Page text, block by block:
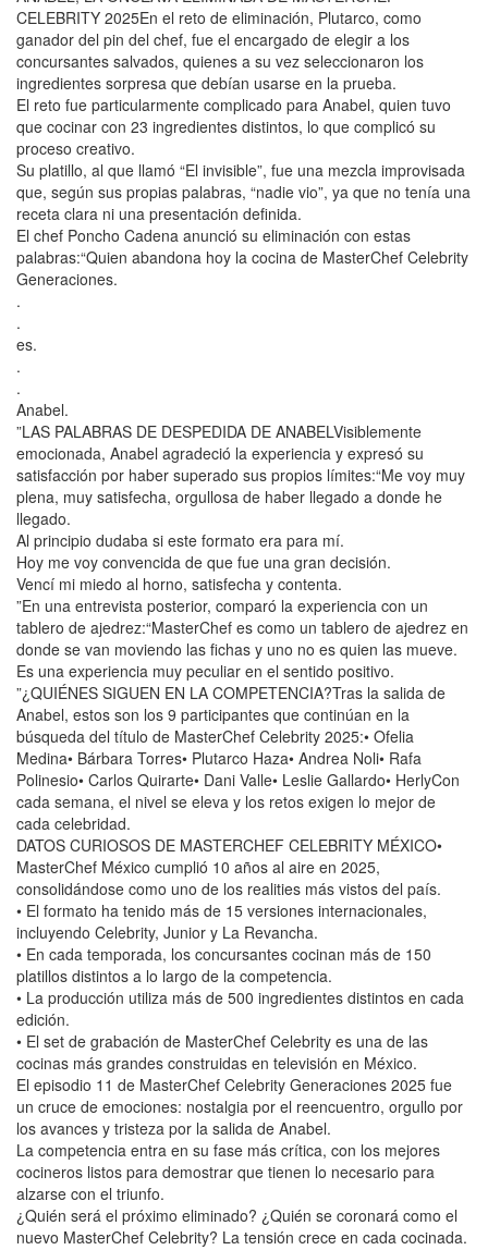
CELEBRITY 2025En el reto de eliminación, Plutarco, como
ganador del pin del chef, fue el encargado de elegir a los
concursantes salvados, quienes a su vez seleccionaron los
ingredientes sorpresa que debían usarse en la prueba.
El reto fue particularmente complicado para Anabel, quien tuvo
que cocinar con 23 ingredientes distintos, lo que complicó su
proceso creativo.
Su platillo, al que llamó “El invisible”, fue una mezcla improvisada
que, según sus propias palabras, “nadie vio”, ya que no tenía una
receta clara ni una presentación definida.
El chef Poncho Cadena anunció su eliminación con estas
palabras:“Quien abandona hoy la cocina de MasterChef Celebrity
Generaciones.
.
.
es.
.
.
Anabel.
”LAS PALABRAS DE DESPEDIDA DE ANABELVisiblemente
emocionada, Anabel agradeció la experiencia y expresó su
satisfacción por haber superado sus propios límites:“Me voy muy
plena, muy satisfecha, orgullosa de haber llegado a donde he
llegado.
Al principio dudaba si este formato era para mí.
Hoy me voy convencida de que fue una gran decisión.
Vencí mi miedo al horno, satisfecha y contenta.
”En una entrevista posterior, comparó la experiencia con un
tablero de ajedrez:“MasterChef es como un tablero de ajedrez en
donde se van moviendo las fichas y uno no es quien las mueve.
Es una experiencia muy peculiar en el sentido positivo.
”¿QUIÉNES SIGUEN EN LA COMPETENCIA?Tras la salida de
Anabel, estos son los 9 participantes que continúan en la
búsqueda del título de MasterChef Celebrity 2025:• Ofelia
Medina• Bárbara Torres• Plutarco Haza• Andrea Noli• Rafa
Polinesio• Carlos Quirarte• Dani Valle• Leslie Gallardo• HerlyCon
cada semana, el nivel se eleva y los retos exigen lo mejor de
cada celebridad.
DATOS CURIOSOS DE MASTERCHEF CELEBRITY MÉXICO•
MasterChef México cumplió 10 años al aire en 2025,
consolidándose como uno de los realities más vistos del país.
• El formato ha tenido más de 15 versiones internacionales,
incluyendo Celebrity, Junior y La Revancha.
• En cada temporada, los concursantes cocinan más de 150
platillos distintos a lo largo de la competencia.
• La producción utiliza más de 500 ingredientes distintos en cada
edición.
• El set de grabación de MasterChef Celebrity es una de las
cocinas más grandes construidas en televisión en México.
El episodio 11 de MasterChef Celebrity Generaciones 2025 fue
un cruce de emociones: nostalgia por el reencuentro, orgullo por
los avances y tristeza por la salida de Anabel.
La competencia entra en su fase más crítica, con los mejores
cocineros listos para demostrar que tienen lo necesario para
alzarse con el triunfo.
¿Quién será el próximo eliminado? ¿Quién se coronará como el
nuevo MasterChef Celebrity? La tensión crece en cada cocinada.